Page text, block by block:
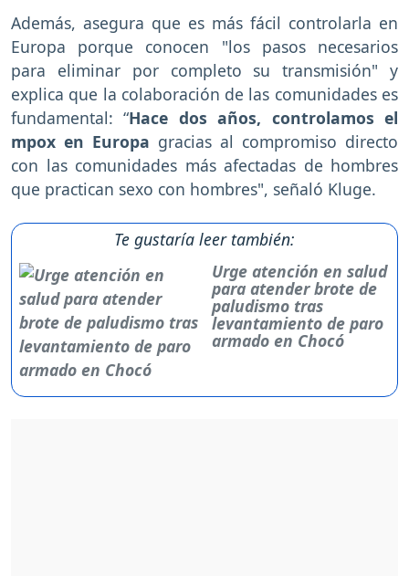
Además, asegura que es más fácil controlarla en
Europa porque conocen "los pasos necesarios
para eliminar por completo su transmisión" y
explica que la colaboración de las comunidades es
fundamental: “Hace dos años, controlamos el
mpox en Europa gracias al compromiso directo
con las comunidades más afectadas de hombres
que practican sexo con hombres", señaló Kluge.
Te gustaría leer también:
Urge atención en salud
para atender brote de
paludismo tras
levantamiento de paro
armado en Chocó